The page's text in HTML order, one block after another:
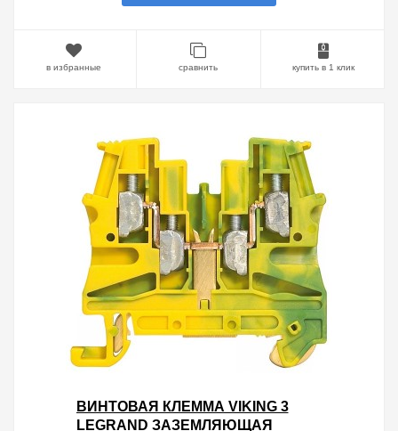
в избранные сравнить купить в 1 клик
ВИНТОВАЯ КЛЕММА VIKING 3
LEGRAND ЗАЗЕМЛЯЮЩАЯ